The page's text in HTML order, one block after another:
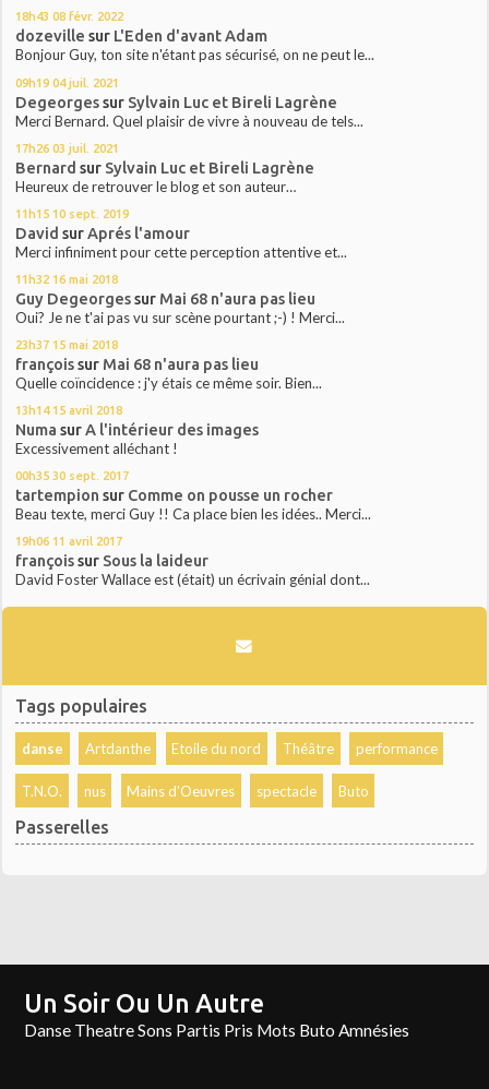
18h43 08 févr. 2022
dozeville sur L'Eden d'avant Adam
Bonjour Guy, ton site n'étant pas sécurisé, on ne peut le...
09h19 04 juil. 2021
Degeorgessur Sylvain Luc et Bireli Lagrène
Merci Bernard. Quel plaisir de vivre à nouveau de tels...
17h26 03 juil. 2021
Bernard sur Sylvain Luc et Bireli Lagrène
Heureux de retrouver le blog et son auteur…
11h15 10 sept. 2019
David surAprés l'amour
Merci infiniment pour cette perception attentive et...
11h32 16 mai 2018
Guy Degeorgessur Mai 68 n'aura pas lieu
Oui? Je ne t'ai pas vu sur scène pourtant ;-) ! Merci...
23h37 15 mai 2018
françoissur Mai 68 n'aura pas lieu
Quelle coïncidence : j'y étais ce même soir. Bien...
13h14 15 avril 2018
Numa surA l'intérieur des images
Excessivement alléchant !
00h35 30 sept. 2017
tartempion sur Comme on pousse un rocher
Beau texte, merci Guy !! Ca place bien les idées.. Merci...
19h06 11 avril 2017
françoissur Sous la laideur
David Foster Wallace est (était) un écrivain génial dont...
Tags populaires
danse Artdanthe Etoile du nord Théâtre performance
T.N.O. nus Mains d'Oeuvres spectacle Buto
Passerelles
Un Soir Ou Un Autre
Danse Theatre Sons Partis Pris Mots Buto Amnésies